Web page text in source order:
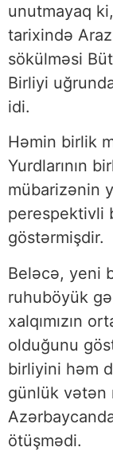
unutmayaq
tarixində
sökülməsi
Birliyi
idi.
Həmin birlik
Yurdlarının
mübarizənin
perespektivli
göstərmişdir.
Beləcə, yeni
ruhuböyük
xalqımızın
olduğunu
birliyini həm
günlük vətən
Azərbaycanda
ötüşmədi.